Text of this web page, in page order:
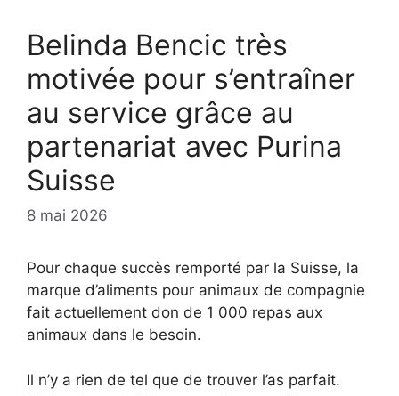
Belinda Bencic très
motivée pour s’entraîner
au service grâce au
partenariat avec Purina
Suisse
8 mai 2026
Pour chaque succès remporté par la Suisse, la
marque d’aliments pour animaux de compagnie
fait actuellement don de 1 000 repas aux
animaux dans le besoin.
Il n’y a rien de tel que de trouver l’as parfait.